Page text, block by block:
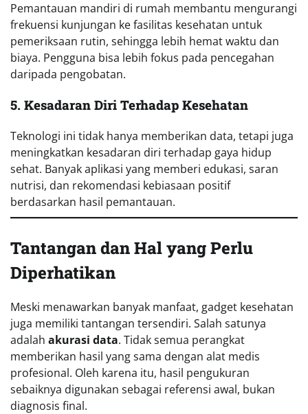
Pemantauan mandiri di rumah membantu mengurangi
frekuensi kunjungan ke fasilitas kesehatan untuk
pemeriksaan rutin, sehingga lebih hemat waktu dan
biaya. Pengguna bisa lebih fokus pada pencegahan
daripada pengobatan.
5. Kesadaran Diri Terhadap Kesehatan
Teknologi ini tidak hanya memberikan data, tetapi juga
meningkatkan kesadaran diri terhadap gaya hidup
sehat. Banyak aplikasi yang memberi edukasi, saran
nutrisi, dan rekomendasi kebiasaan positif
berdasarkan hasil pemantauan.
Tantangan dan Hal yang Perlu
Diperhatikan
Meski menawarkan banyak manfaat, gadget kesehatan
juga memiliki tantangan tersendiri. Salah satunya
adalah akurasi data. Tidak semua perangkat
memberikan hasil yang sama dengan alat medis
profesional. Oleh karena itu, hasil pengukuran
sebaiknya digunakan sebagai referensi awal, bukan
diagnosis final.